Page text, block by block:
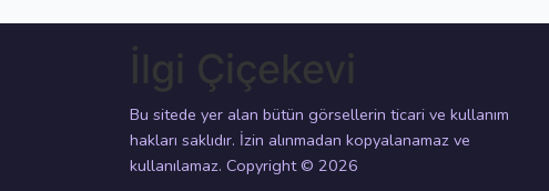
İlgi Çiçekevi
Bu sitede yer alan bütün görsellerin ticari ve kullanım
hakları saklıdır. İzin alınmadan kopyalanamaz ve
kullanılamaz. Copyright © 2026